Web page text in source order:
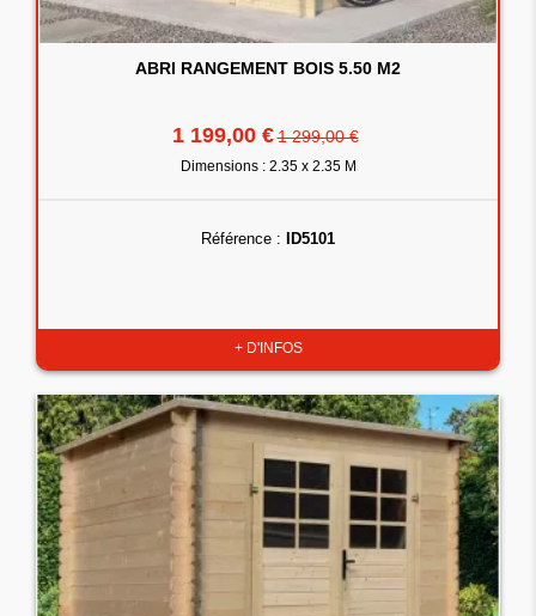
ABRI RANGEMENT BOIS 5.50 M2
1 199,00 €1 299,00 €
Dimensions : 2.35 x 2.35 M
Référence : ID5101
+ D'INFOS